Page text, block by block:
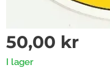
50,00 kr
I lager